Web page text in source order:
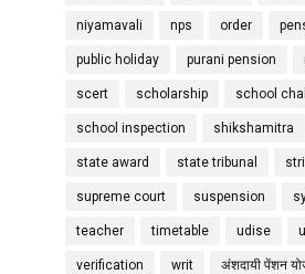
niyamavali nps order
public holiday purani pension
scert scholarship school
school inspection shikshamitra
state award state tribunal
supreme court suspension
teacher timetable udise
verification writ अंशदायी पेंशन